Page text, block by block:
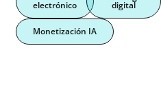
electrónico digital
Monetización IA